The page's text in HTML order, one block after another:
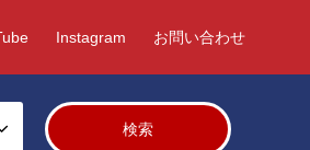
Instagram お問い合わせ